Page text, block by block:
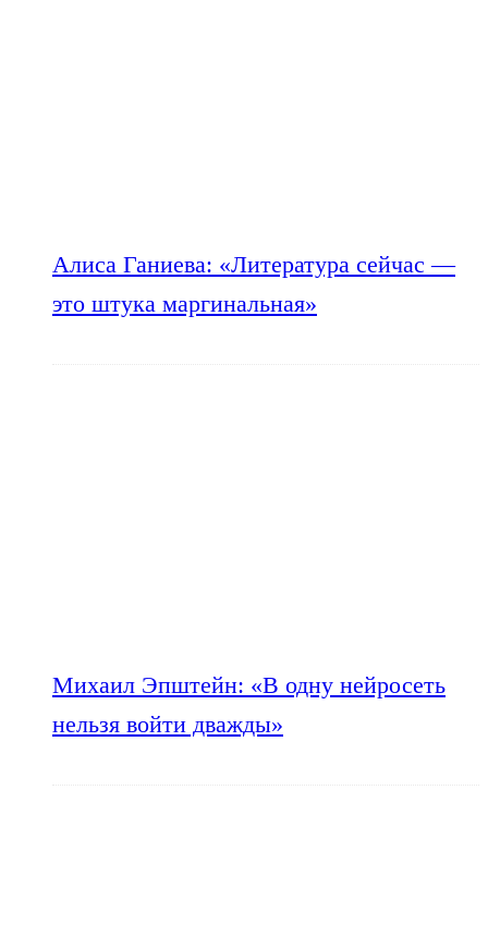
Алиса Ганиева: «Литература сейчас —
это штука маргинальная»
Михаил Эпштейн: «В одну нейросеть
нельзя войти дважды»